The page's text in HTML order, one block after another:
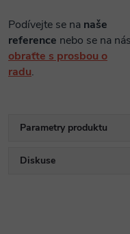
Podívejte se na naše
reference nebo se na nás
obraťte s prosbou o
radu.
Parametry produktu
Diskuse